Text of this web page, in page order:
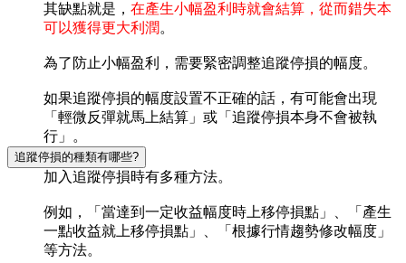
其缺點就是， 在產生小幅盈利時就會結算，從而錯失本
可以獲得更大利潤。
為了防止小幅盈利，需要緊密調整追蹤停損的幅度。
如果追蹤停損的幅度設置不正確的話，有可能會出現
「輕微反彈就馬上結算」或「追蹤停損本身不會被執
行」。
追蹤停損的種類有哪些?
加入追蹤停損時有多種方法。
例如，「當達到一定收益幅度時上移停損點」、「產生
一點收益就上移停損點」、「根據行情趨勢修改幅度」
等方法。